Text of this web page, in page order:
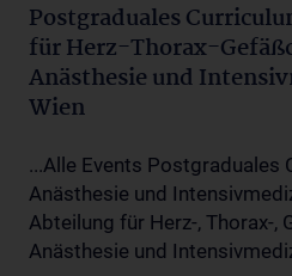
Postgraduales
für Herz-Thorax-
Anästhesie und
Wien
...Alle Events Postgraduales
Anästhesie und
Abteilung für Herz-, Thorax-,
Anästhesie und